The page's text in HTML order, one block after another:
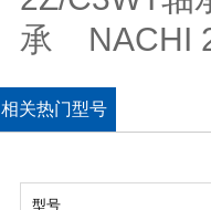
承 NACHI
相关热门型号
型号